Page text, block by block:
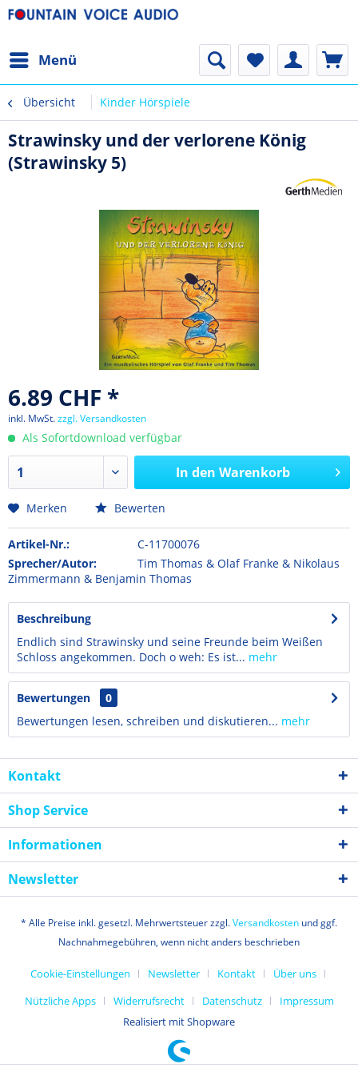
Menü
Übersicht Kinder Hörspiele
Strawinsky und der verlorene König
(Strawinsky 5)
6.89 CHF *
inkl. MwSt.zzgl. Versandkosten
Als Sofortdownload verfügbar
In den Warenkorb
Merken Bewerten
Artikel-Nr.:
C-11700076
Sprecher/Autor:
Tim Thomas & Olaf Franke & Nikolaus
Zimmermann & Benjamin Thomas
Beschreibung
Endlich sind Strawinsky und seine Freunde beim Weißen
Schloss angekommen. Doch o weh: Es ist... mehr
Bewertungen
0
Bewertungen lesen, schreiben und diskutieren... mehr
Kontakt
Shop Service
Informationen
Newsletter
* Alle Preise inkl. gesetzl. Mehrwertsteuer zzgl.Versandkosten und ggf.
Nachnahmegebühren, wenn nicht anders beschrieben
Cookie-Einstellungen Newsletter Kontakt
Über uns
Nützliche Apps
Widerrufsrecht Datenschutz
Impressum
Realisiert mit Shopware